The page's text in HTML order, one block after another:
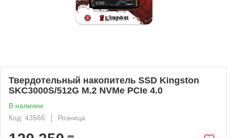
Твердотельный накопитель SSD Kingston
SKC3000S/512G M.2 NVMe PCIe 4.0
В наличии
Код: 43566
Розница